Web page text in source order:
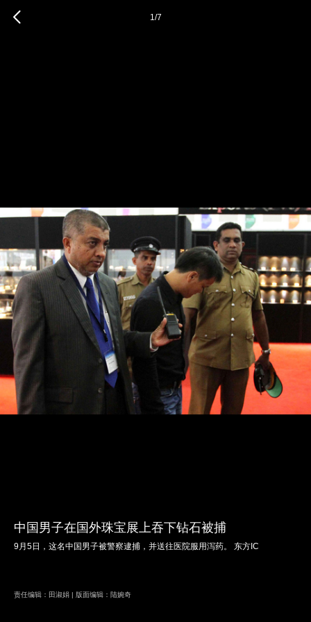
1/7
中国男子在国外珠宝展上吞下钻石被捕
9月5日，这名中国男子被警察逮捕，并送往医院服用泻药。 东方IC
责任编辑：田淑娟 | 版面编辑：陆婉奇